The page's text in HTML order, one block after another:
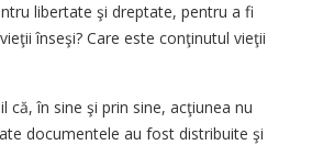
libertate şi dreptate, pentru a fi
înseşi? Care este conţinutul vieţii
în sine şi prin sine, acţiunea nu
documentele au fost distribuite şi